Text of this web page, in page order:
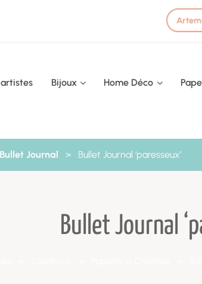
Bijoux Home Déco
Bullet Journal > Bullet Journal ‘paresseux’
Bullet Journal